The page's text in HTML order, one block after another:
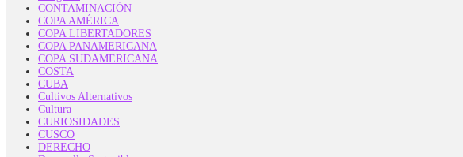
CONTAMINACIÓN
COPA AMÉRICA
COPA LIBERTADORES
COPA PANAMERICANA
COPA SUDAMERICANA
COSTA
CUBA
Cultivos Alternativos
Cultura
CURIOSIDADES
CUSCO
DERECHO